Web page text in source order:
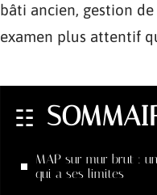
bâti ancien, gestion
examen plus attentif
MAP sur mur brut :
qui a ses limites